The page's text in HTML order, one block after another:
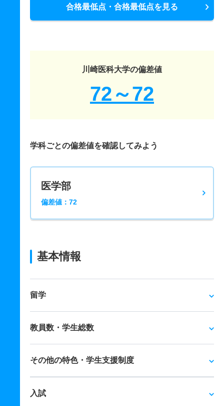
合格最低点・合格最低点を見る
川崎医科大学の偏差値
72～72
学科ごとの偏差値を確認してみよう
医学部
偏差値：72
基本情報
留学
教員数・学生総数
その他の特色・学生支援制度
入試